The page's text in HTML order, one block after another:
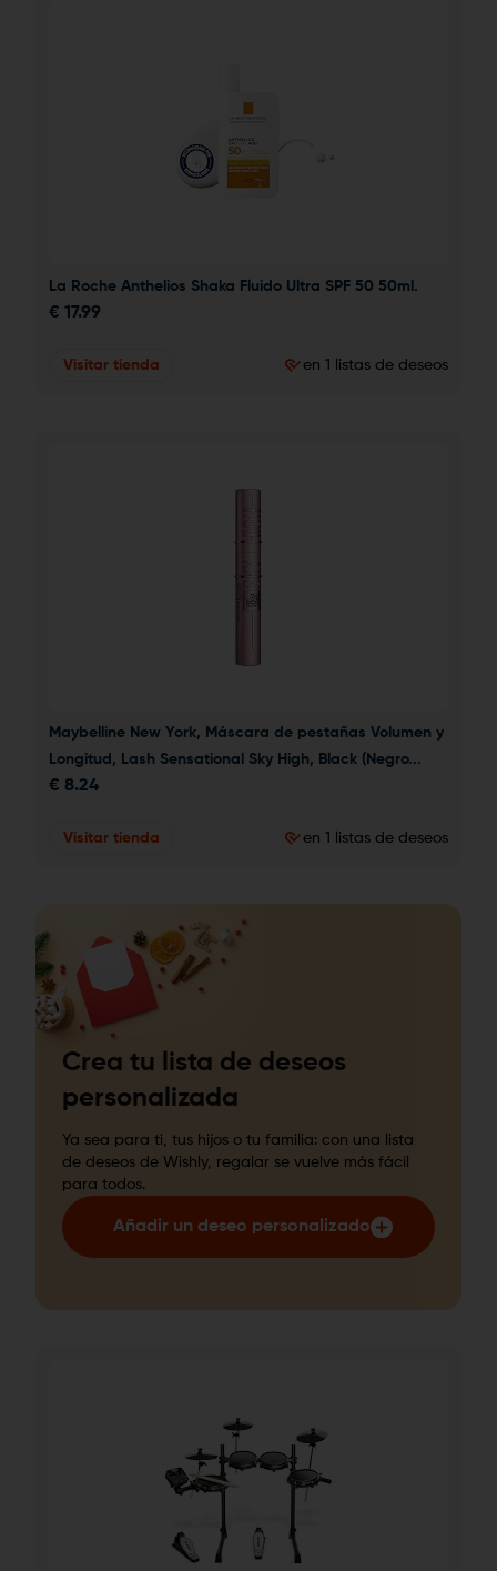
La Roche Anthelios Shaka Fluido Ultra SPF 50 50ml.
€ 17.99
Visitar tienda en 1 listas de deseos
Maybelline New York, Máscara de pestañas Volumen y
Longitud, Lash Sensational Sky High, Black (Negro...
€ 8.24
Visitar tienda en 1 listas de deseos
Crea tu lista de deseos
personalizada
Ya sea para ti, tus hijos o tu familia: con una lista
de deseos de Wishly, regalar se vuelve más fácil
para todos.
Añadir un deseo personalizado